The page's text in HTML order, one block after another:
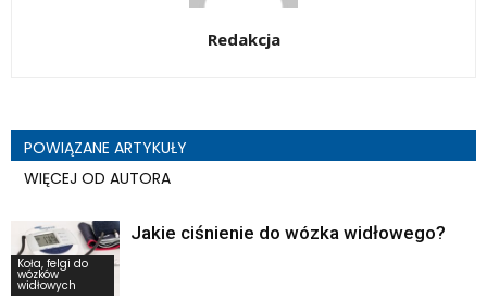
Redakcja
POWIĄZANE ARTYKUŁY
WIĘCEJ OD AUTORA
Koła, felgi do
wózków
widłowych
Jakie ciśnienie do wózka widłowego?